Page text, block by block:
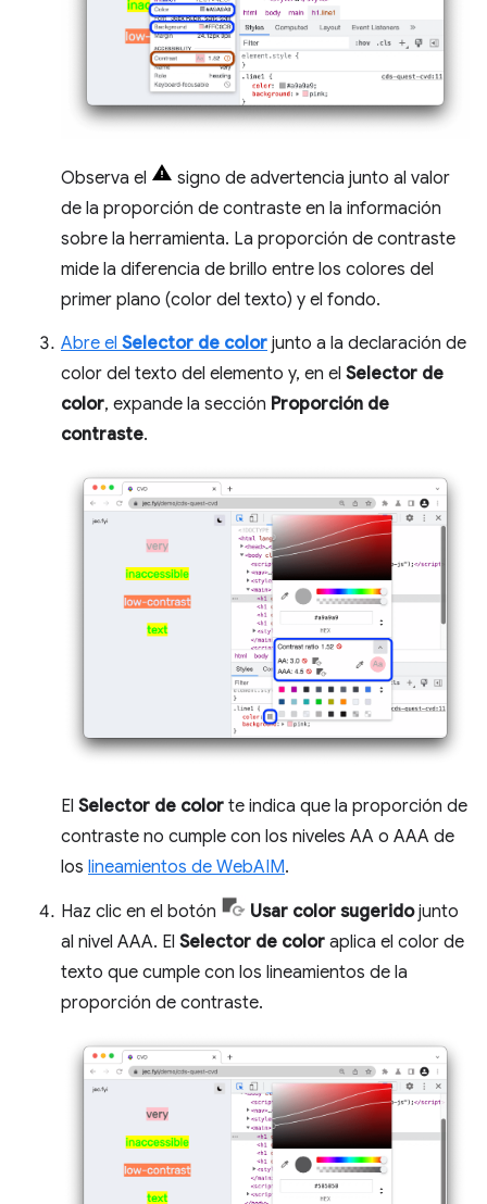
Observa el
signo de advertencia junto al valor
de la proporción de contraste en la información
sobre la herramienta. La proporción de contraste
mide la diferencia de brillo entre los colores del
primer plano (color del texto) y el fondo.
Abre el Selector de color junto a la declaración de
color del texto del elemento y, en el Selector de
color, expande la sección Proporción de
contraste.
El Selector de color te indica que la proporción de
contraste no cumple con los niveles AA o AAA de
los lineamientos de WebAIM.
Haz clic en el botón Usar color sugeridojunto
al nivel AAA. El Selector de color aplica el color de
texto que cumple con los lineamientos de la
proporción de contraste.